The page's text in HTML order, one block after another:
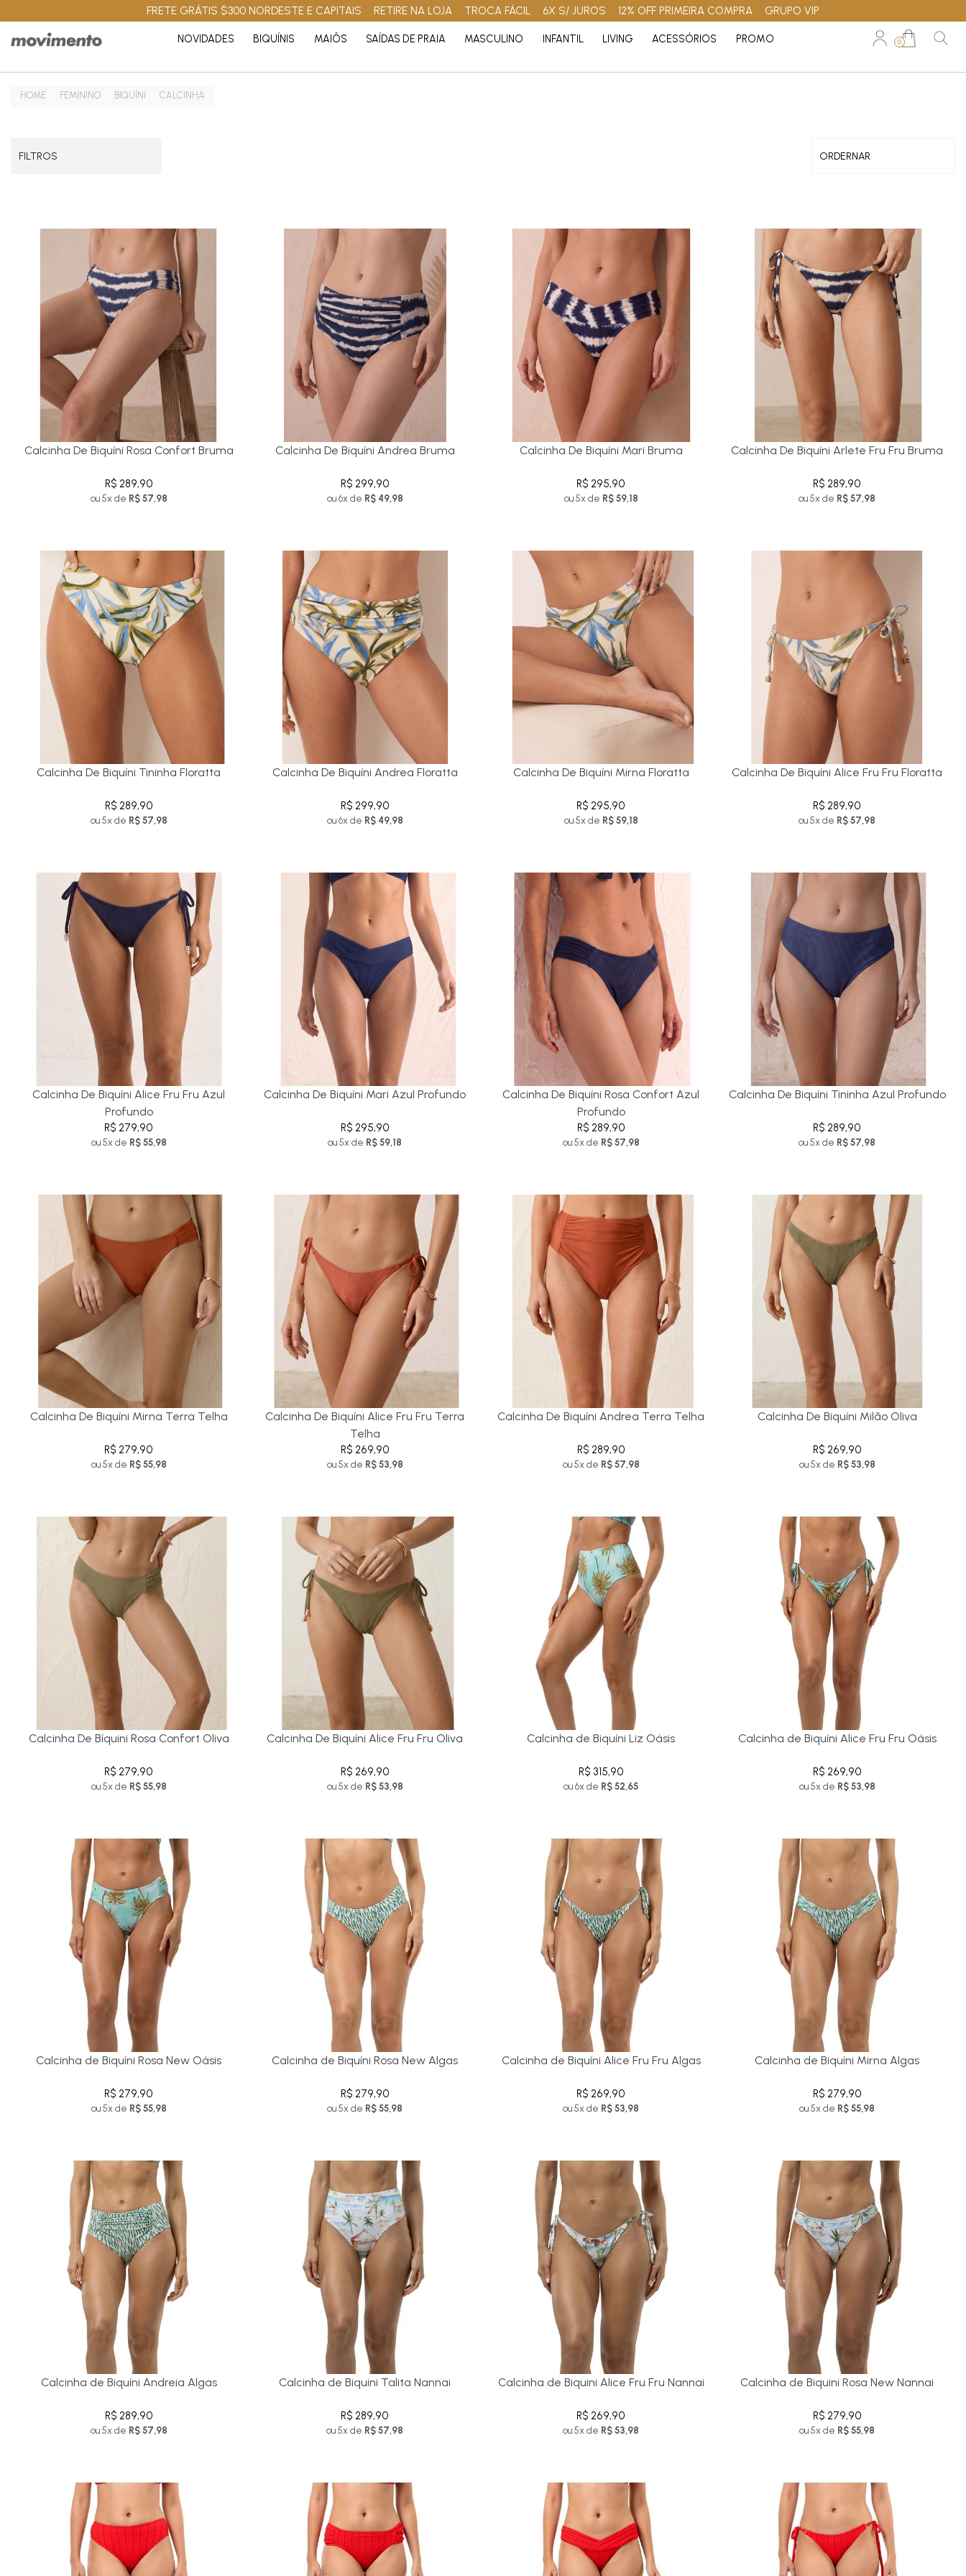
FRETE GRÁTIS $300 NORDESTE E CAPITAIS RETIRE NA LOJA TROCA FÁCIL 6X S/ JUROS 12% OFF PRIMEIRA COMPRA GRUPO VIP
NOVIDADES BIQUÍNIS MAIÔS SAÍDAS DE PRAIA MASCULINO INFANTIL LIVING ACESSÓRIOS PROMO 0
FEMININO BIQUÍNI CALCINHA
FILTROS
Calcinha De Biquíni Rosa Confort Bruma
R$ 289,90
ou 5x de R$ 57,98
Calcinha De Biquíni Andrea Bruma
R$ 299,90
ou 6x de R$ 49,98
Calcinha De Biquíni Mari Bruma
R$ 295,90
ou 5x de R$ 59,18
Calcinha De Biquíni Arlete Fru Fru Bruma
R$ 289,90
ou 5x de R$ 57,98
Calcinha De Biquíni Tininha Floratta
R$ 289,90
ou 5x de R$ 57,98
Calcinha De Biquíni Andrea Floratta
R$ 299,90
ou 6x de R$ 49,98
Calcinha De Biquíni Mirna Floratta
R$ 295,90
ou 5x de R$ 59,18
Calcinha De Biquíni Alice Fru Fru Floratta
R$ 289,90
ou 5x de R$ 57,98
Calcinha De Biquíni Alice Fru Fru Azul
Profundo
R$ 279,90
ou 5x de R$ 55,98
Calcinha De Biquíni Mari Azul Profundo
R$ 295,90
ou 5x de R$ 59,18
Calcinha De Biquíni Rosa Confort Azul
Profundo
R$ 289,90
ou 5x de R$ 57,98
Calcinha De Biquíni Tininha Azul Profundo
R$ 289,90
ou 5x de R$ 57,98
Calcinha De Biquíni Mirna Terra Telha
R$ 279,90
ou 5x de R$ 55,98
Calcinha De Biquíni Alice Fru Fru Terra
Telha
R$ 269,90
ou 5x de R$ 53,98
Calcinha De Biquíni Andrea Terra Telha
R$ 289,90
ou 5x de R$ 57,98
Calcinha De Biquíni Milão Oliva
R$ 269,90
ou 5x de R$ 53,98
Calcinha De Bíquini Rosa Confort Oliva
R$ 279,90
ou 5x de R$ 55,98
Calcinha De Biquíni Alice Fru Fru Oliva
R$ 269,90
ou 5x de R$ 53,98
Calcinha de Biquíni Liz Oásis
R$ 315,90
ou 6x de R$ 52,65
Calcinha de Biquíni Alice Fru Fru Oásis
R$ 269,90
ou 5x de R$ 53,98
Calcinha de Biquíni Rosa New Oásis
R$ 279,90
ou 5x de R$ 55,98
Calcinha de Biquíni Rosa New Algas
R$ 279,90
ou 5x de R$ 55,98
Calcinha de Biquíni Alice Fru Fru Algas
R$ 269,90
ou 5x de R$ 53,98
Calcinha de Biquíni Mirna Algas
R$ 279,90
ou 5x de R$ 55,98
Calcinha de Biquíni Andreia Algas
R$ 289,90
ou 5x de R$ 57,98
Calcinha de Biquini Talita Nannai
R$ 289,90
ou 5x de R$ 57,98
Calcinha de Biquini Alice Fru Fru Nannai
R$ 269,90
ou 5x de R$ 53,98
Calcinha de Biquini Rosa New Nannai
R$ 279,90
ou 5x de R$ 55,98